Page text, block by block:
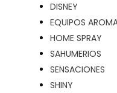
DISNEY
EQUIPOS
HOME SPRAY
SAHUMERIOS
SENSACIONES
SHINY